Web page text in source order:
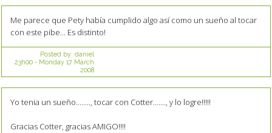
Me parece que Pety había cumplido algo así como un sueño al tocar
con este pibe... Es distinto!
Posted by: daniel
23h00- Monday 17 March
2008
Yo tenia un sueño........, tocar con Cotter......., y lo logre!!!!!
Gracias Cotter, gracias AMIGO!!!!